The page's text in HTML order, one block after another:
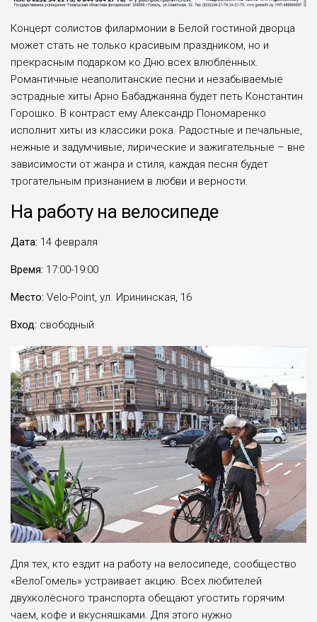
Концерт солистов филармонии в Белой гостиной дворца
может стать не только красивым праздником, но и
прекрасным подарком ко Дню всех влюблённых.
Романтичные неаполитанские песни и незабываемые
эстрадные хиты Арно Бабаджаняна будет петь Константин
Горошко. В контраст ему Александр Пономаренко
исполнит хиты из классики рока. Радостные и печальные,
нежные и задумчивые, лирические и зажигательные – вне
зависимости от жанра и стиля, каждая песня будет
трогательным признанием в любви и верности.
На работу на велосипеде
Дата: 14 февраля
Время: 17:00-19:00
Место: Velo-Point, ул. Ирининская, 16
Вход: свободный
Для тех, кто ездит на работу на велосипеде, сообщество
«ВелоГомель» устраивает акцию. Всех любителей
двухколёсного транспорта обещают угостить горячим
чаем, кофе и вкусняшками. Для этого нужно